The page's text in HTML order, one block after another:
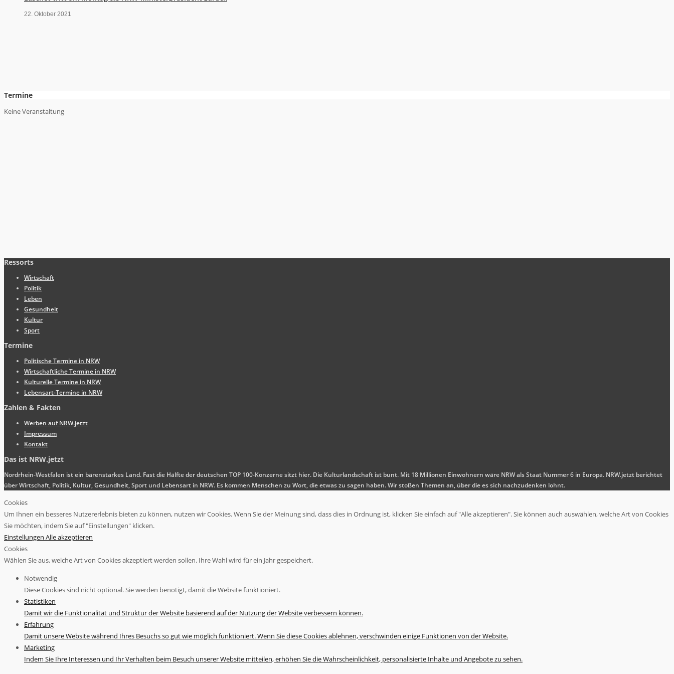
22. Oktober 2021
Termine
Keine Veranstaltung
Ressorts
Wirtschaft
Politik
Leben
Gesundheit
Kultur
Sport
Termine
Politische Termine in NRW
Wirtschaftliche Termine in NRW
Kulturelle Termine in NRW
Lebensart-Termine in NRW
Zahlen & Fakten
Werben auf NRW.jetzt
Impressum
Kontakt
Das ist NRW.jetzt
Nordrhein-Westfalen ist ein bärenstarkes Land. Fast die Hälfte der deutschen TOP 100-Konzerne sitzt hier. Die Kulturlandschaft ist bunt. Mit 18 Millionen Einwohnern wäre NRW als Staat Nummer 6 in Europa. NRW.jetzt berichtet
über Wirtschaft, Politik, Kultur, Gesundheit, Sport und Lebensart in NRW. Es kommen Menschen zu Wort, die etwas zu sagen haben. Wir stoßen Themen an, über die es sich nachzudenken lohnt.
Cookies
Um Ihnen ein besseres Nutzererlebnis bieten zu können, nutzen wir Cookies. Wenn Sie der Meinung sind, dass dies in Ordnung ist, klicken Sie einfach auf "Alle akzeptieren". Sie können auch auswählen, welche Art von Cookies
Sie möchten, indem Sie auf "Einstellungen" klicken.
Einstellungen Alle akzeptieren
Cookies
Wählen Sie aus, welche Art von Cookies akzeptiert werden sollen. Ihre Wahl wird für ein Jahr gespeichert.
Notwendig
Diese Cookies sind nicht optional. Sie werden benötigt, damit die Website funktioniert.
Statistiken
Damit wir die Funktionalität und Struktur der Website basierend auf der Nutzung der Website verbessern können.
Erfahrung
Damit unsere Website während Ihres Besuchs so gut wie möglich funktioniert. Wenn Sie diese Cookies ablehnen, verschwinden einige Funktionen von der Website.
Marketing
Indem Sie Ihre Interessen und Ihr Verhalten beim Besuch unserer Website mitteilen, erhöhen Sie die Wahrscheinlichkeit, personalisierte Inhalte und Angebote zu sehen.